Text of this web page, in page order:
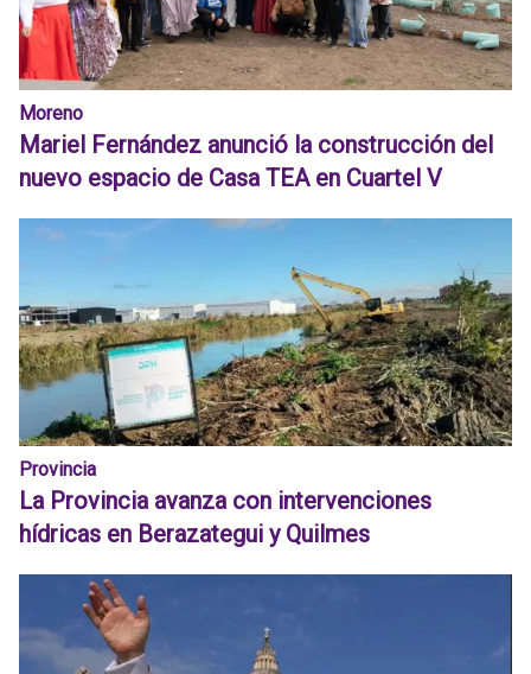
Moreno
Mariel Fernández anunció la construcción del
nuevo espacio de Casa TEA en Cuartel V
Provincia
La Provincia avanza con intervenciones
hídricas en Berazategui y Quilmes